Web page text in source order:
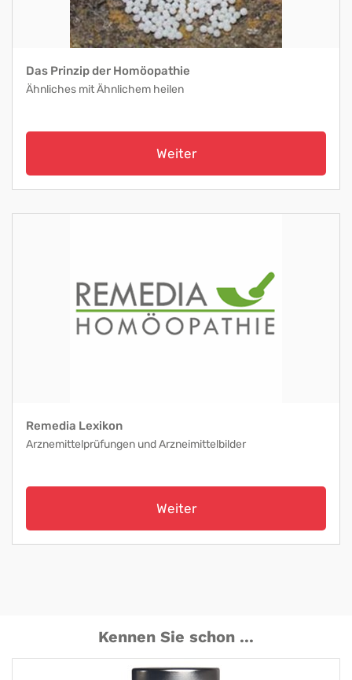
Das Prinzip der Homöopathie
Ähnliches mit Ähnlichem heilen
Weiter
Remedia Lexikon
Arznemittelprüfungen und Arzneimittelbilder
Weiter
Kennen Sie schon ...